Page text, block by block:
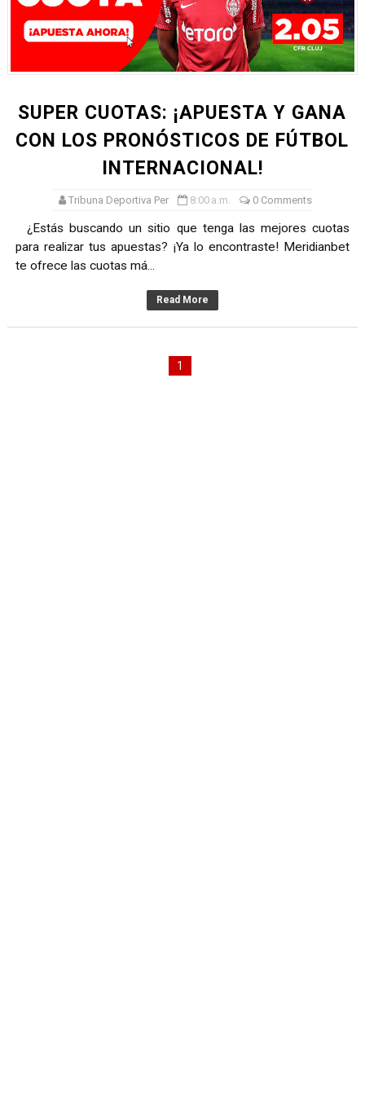
TODO O NADA: LA GRAN FINAL DEL RONEX 2025 SERÁ
André Martínez gana el Rally de la Primavera del Rally
CLASIFICACIÓN AL MUNDIAL U20 Y NUEVO RÉCORD
HEILBRUNN, DREYFUSS, VALTAYO, MONTES, CASTRO
SUPER CUOTAS: ¡APUESTA Y GANA
CON LOS PRONÓSTICOS DE FÚTBOL
INTERNACIONAL!
Tribuna Deportiva Per 8:00 a.m. 0 Comments
¿Estás buscando un sitio que tenga las mejores cuotas
para realizar tus apuestas? ¡Ya lo encontraste! Meridianbet
te ofrece las cuotas má...
Read More
1